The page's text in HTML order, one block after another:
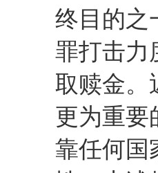
终目的之
罪打击力
取赎金。
更为重要
靠任何国